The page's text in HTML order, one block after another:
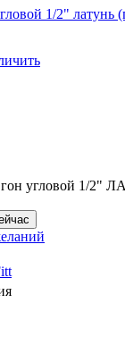
угловoй 1/2"